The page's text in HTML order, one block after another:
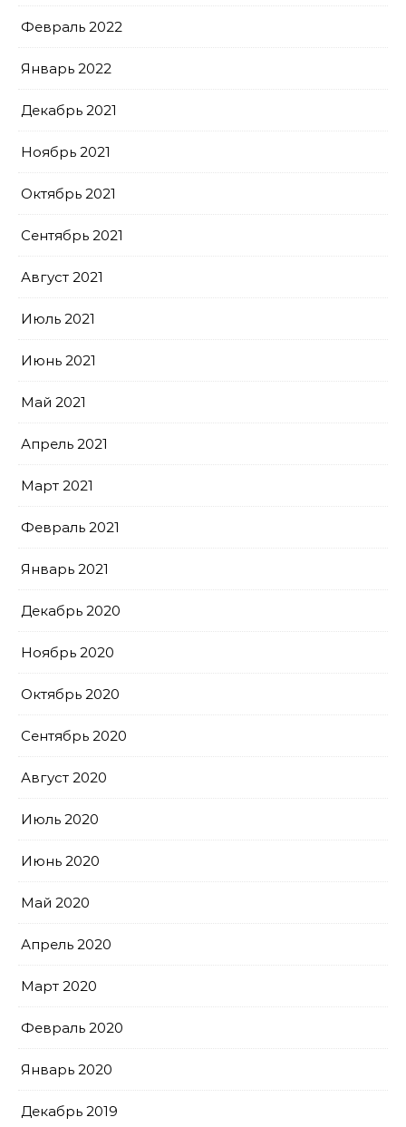
Февраль 2022
Январь 2022
Декабрь 2021
Ноябрь 2021
Октябрь 2021
Сентябрь 2021
Август 2021
Июль 2021
Июнь 2021
Май 2021
Апрель 2021
Март 2021
Февраль 2021
Январь 2021
Декабрь 2020
Ноябрь 2020
Октябрь 2020
Сентябрь 2020
Август 2020
Июль 2020
Июнь 2020
Май 2020
Апрель 2020
Март 2020
Февраль 2020
Январь 2020
Декабрь 2019